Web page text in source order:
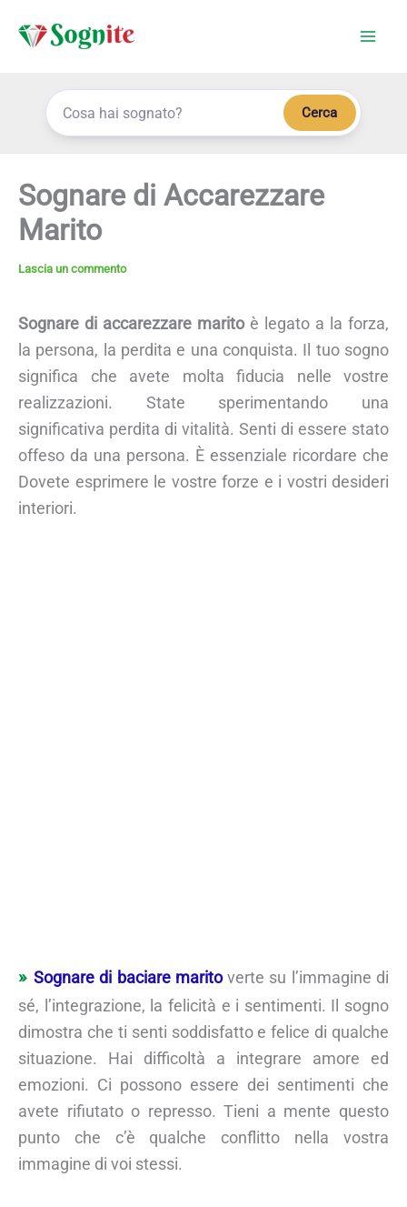
Cerca
Sognare di Accarezzare
Marito
Lascia un commento
Sognare di accarezzare maritoè legato a la forza,
la persona, la perdita e una conquista. Il tuo sogno
significa che avete molta fiducia nelle vostre
realizzazioni. State sperimentando una
significativa perdita di vitalità. Senti di essere stato
offeso da una persona. È essenziale ricordare che
Dovete esprimere le vostre forze e i vostri desideri
interiori.
Sognare di baciare maritoverte su l’immagine di
sé, l’integrazione, la felicità e i sentimenti. Il sogno
dimostra che ti senti soddisfatto e felice di qualche
situazione. Hai difficoltà a integrare amore ed
emozioni. Ci possono essere dei sentimenti che
avete rifiutato o represso. Tieni a mente questo
punto che c’è qualche conflitto nella vostra
immagine di voi stessi.